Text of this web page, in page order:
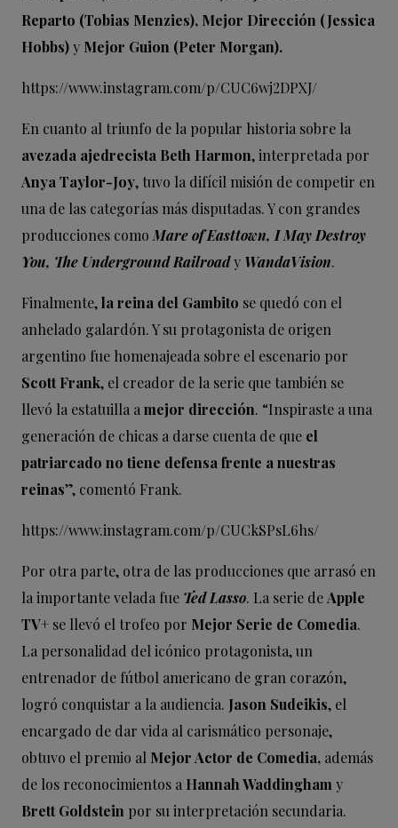
Reparto (Tobias Menzies), Mejor Dirección (Jessica
Hobbs)y Mejor Guion (Peter Morgan).
https://www.instagram.com/p/CUC6wj2DPXJ/
En cuanto al triunfo de la popular historia sobre la
avezada ajedrecista Beth Harmon, interpretada por
Anya Taylor-Joy, tuvo la difícil misión de competir en
una de las categorías más disputadas. Y con grandes
producciones como Mare of Easttown, I May Destroy
You, The Underground Railroady WandaVision.
Finalmente,la reina del Gambito se quedó con el
anhelado galardón. Y su protagonista de origen
argentino fue homenajeada sobre el escenario por
Scott Frank, el creador de la serie que también se
llevó la estatuilla a mejor dirección. “Inspiraste a una
generación de chicas a darse cuenta de que el
patriarcado no tiene defensa frente a nuestras
reinas”, comentó Frank.
https://www.instagram.com/p/CUCkSPsL6hs/
Por otra parte, otra de las producciones que arrasó en
la importante velada fue Ted Lasso. La serie de Apple
TV+ se llevó el trofeo por Mejor Serie de Comedia.
La personalidad del icónico protagonista, un
entrenador de fútbol americano de gran corazón,
logró conquistar a la audiencia. Jason Sudeikis, el
encargado de dar vida al carismático personaje,
obtuvo el premio al Mejor Actor de Comedia, además
de los reconocimientos a Hannah Waddingham y
Brett Goldstein por su interpretación secundaria.